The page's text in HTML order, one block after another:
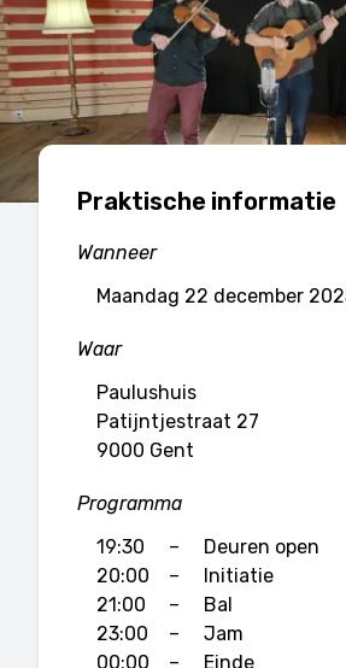
Praktische informatie
Wanneer
maandag 22 december
Waar
Paulushuis
Patijntjestraat 27
9000 Gent
Programma
19:30
–
Deuren open
20:00
–
Initiatie
21:00
–
Bal
23:00
–
Jam
00:00
– Einde